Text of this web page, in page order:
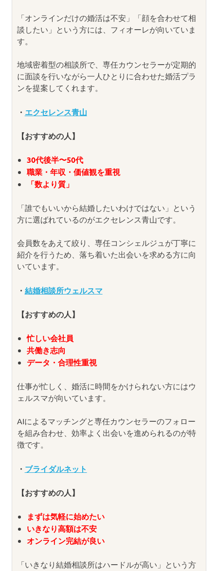
「オンラインだけの婚活は不安」「顔を合わせて相
談したい」という方には、フィオーレが向いていま
す。
地域密着型の相談所で、専任カウンセラーが定期的
に面談を行いながら一人ひとりに合わせた婚活プラ
ンを提案してくれます。
・ エクセレンス青山
【おすすめの人】
30代後半〜50代
職業・年収・価値観を重視
「数より質」
「誰でもいいから結婚したいわけではない」という
方に選ばれているのがエクセレンス青山です。
会員数をあえて絞り、専任コンシェルジュが丁寧に
紹介を行うため、落ち着いた出会いを求める方に向
いています。
・ 結婚相談所ウェルスマ
【おすすめの人】
忙しい会社員
共働き志向
データ・合理性重視
仕事が忙しく、婚活に時間をかけられない方にはウ
ェルスマが向いています。
AIによるマッチングと専任カウンセラーのフォロー
を組み合わせ、効率よく出会いを進められるのが特
徴です。
・ ブライダルネット
【おすすめの人】
まずは気軽に始めたい
いきなり高額は不安
オンライン完結が良い
「いきなり結婚相談所はハードルが高い」という方